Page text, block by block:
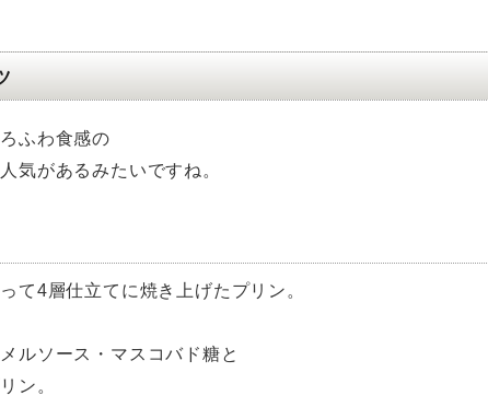
ふわ食感の
気があるみたいですね。
て4層仕立てに焼き上げたプリン。
ルソース・マスコバド糖と
ン。